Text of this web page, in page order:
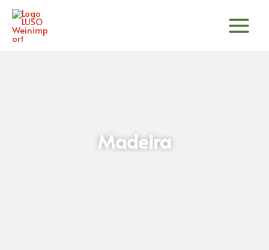
Zum
Inhalt
springen
Madeira